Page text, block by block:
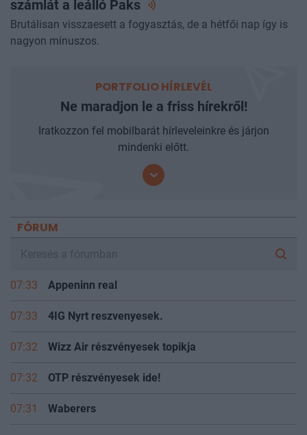
számlát a leálló Paks
Brutálisan visszaesett a fogyasztás, de a hétfői nap így is
nagyon mínuszos.
PORTFOLIO HÍRLEVÉL
Ne maradjon le a friss hírekről!
Iratkozzon fel mobilbarát hírleveleinkre és járjon
mindenki előtt.
FÓRUM
07:33 Appeninn real
07:33 4IG Nyrt reszvenyesek.
07:32 Wizz Air részvényesek topikja
07:32 OTP részvényesek ide!
07:31 Waberers